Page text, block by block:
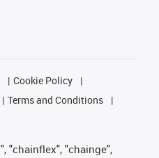
Cookie Policy
Terms and Conditions
"chainflex", "chainge",